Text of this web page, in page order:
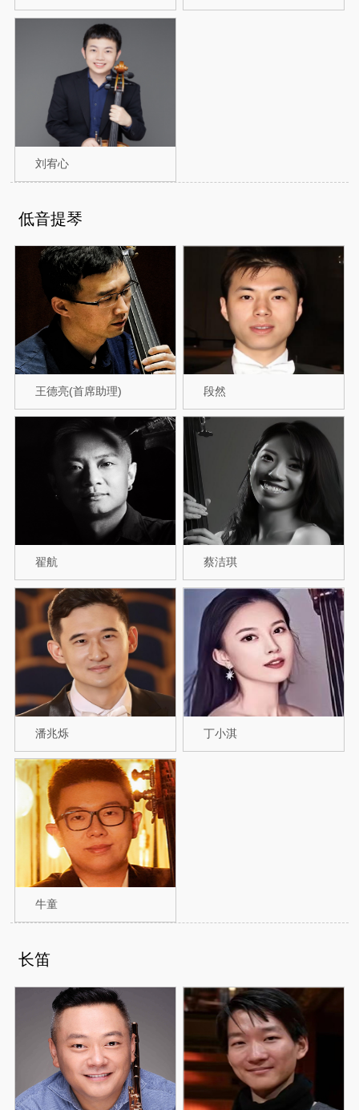
刘宥心
低音提琴
王德亮(首席助理) 段然
翟航 蔡洁琪
潘兆烁 丁小淇
牛童
长笛